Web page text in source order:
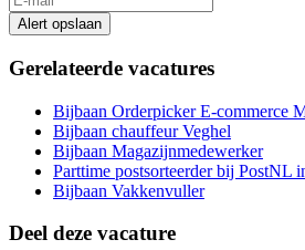
Alert opslaan
Gerelateerde vacatures
Bijbaan Orderpicker E-commerce
Bijbaan chauffeur Veghel
Bijbaan Magazijnmedewerker
Parttime postsorteerder bij PostNL
Bijbaan Vakkenvuller
Deel deze vacature